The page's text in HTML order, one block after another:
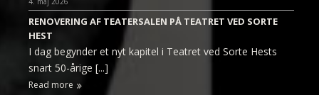
RENOVERING AF TEATERSALEN PÅ TEATRET VED SORTE
HEST
I dag begynder et nyt kapitel i Teatret ved Sorte Hests
snart 50-årige [...]
Read more